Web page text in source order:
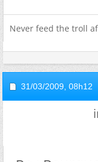
Never feed the troll
31/03/2009, 08h12